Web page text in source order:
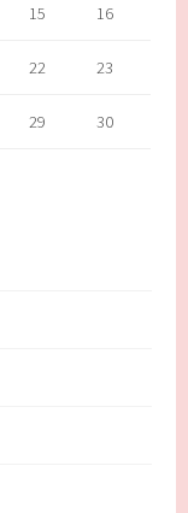
15 16
22 23
29 30